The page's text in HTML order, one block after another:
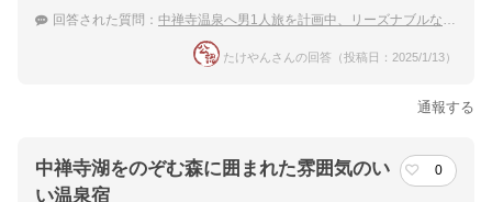
回答された質問： 中禅寺温泉へ男1人旅を計画中、リーズナブルな宿が知りたい。
たけやんさんの回答（投稿日：2025/1/13）
通報する
中禅寺湖をのぞむ森に囲まれた雰囲気のい
い温泉宿
0